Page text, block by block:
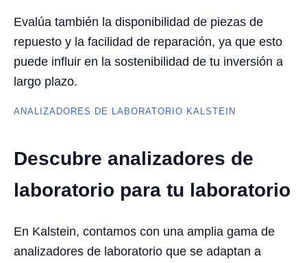
Evalúa también la disponibilidad de piezas de
repuesto y la facilidad de reparación, ya que esto
puede influir en la sostenibilidad de tu inversión a
largo plazo.
ANALIZADORES DE LABORATORIO KALSTEIN
Descubre analizadores de
laboratorio para tu laboratorio
En Kalstein, contamos con una amplia gama de
analizadores de laboratorio que se adaptan a